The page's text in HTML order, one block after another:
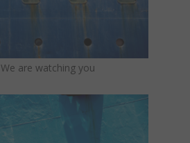
We are watching you